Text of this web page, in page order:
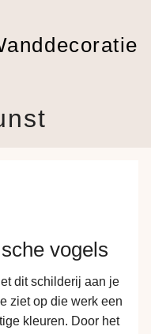
Shop Kunst
vogels
dit schilderij aan je
ziet op die werk een
kleuren. Door het